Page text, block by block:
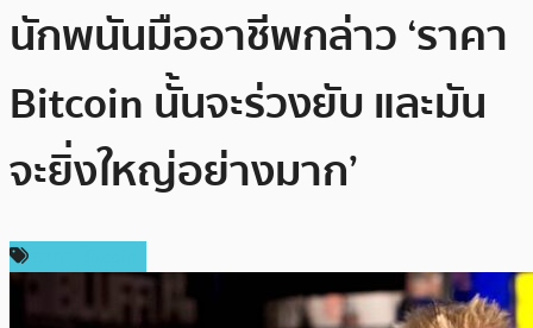
นักพนันมืออาชีพกล่าว ‘ราคา
Bitcoin นั้นจะร่วงยับ และมัน
จะยิ่งใหญ่อย่างมาก’